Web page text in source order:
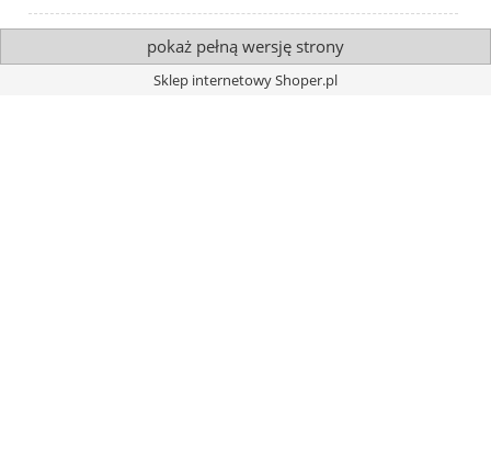
pokaż pełną wersję strony
Sklep internetowy Shoper.pl